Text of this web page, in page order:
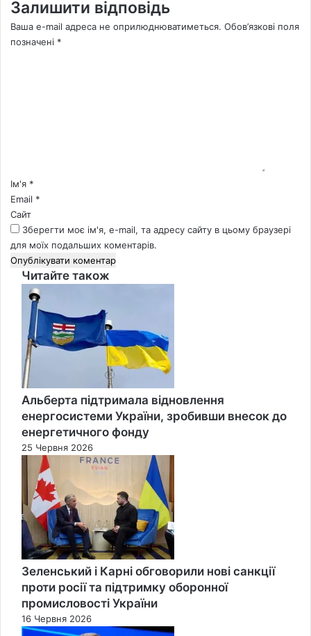
Залишити відповідь
Ваша e-mail адреса не оприлюднюватиметься. Обов’язкові поля
позначені *
*Ім'я *
Email *
Сайт
Зберегти моє ім'я, e-mail, та адресу сайту в цьому браузері
для моїх подальших коментарів.
Читайте також
Close
Альберта підтримала відновлення
енергосистеми України, зробивши внесок до
енергетичного фонду
25 Червня 2026
Зеленський і Карні обговорили нові санкції
проти росії та підтримку оборонної
промисловості України
16 Червня 2026